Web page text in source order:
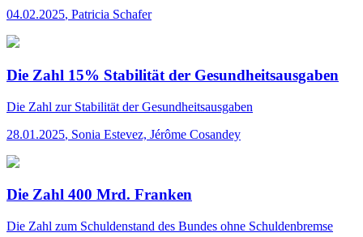
04.02.2025, Patricia Schafer
Die Zahl 15% Stabilität der Gesundheitsausgaben
Die Zahl zur Stabilität der Gesundheitsausgaben
28.01.2025, Sonia Estevez, Jérôme Cosandey
Die Zahl 400 Mrd. Franken
Die Zahl zum Schuldenstand des Bundes ohne Schuldenbremse